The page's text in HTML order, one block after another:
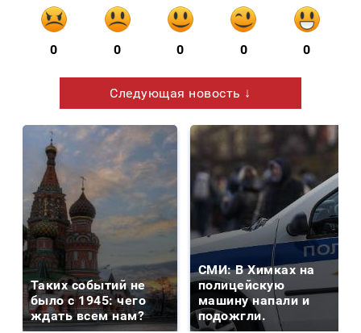
0 0 0 0 0
Следующая новость ↓
Таких событий не
было с 1945: чего
ждать всем нам?
СМИ: В Химках на
полицейскую
машину напали и
подожгли.